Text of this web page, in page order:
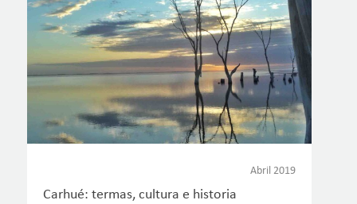
Abril 2019
Carhué: termas, cultura e historia